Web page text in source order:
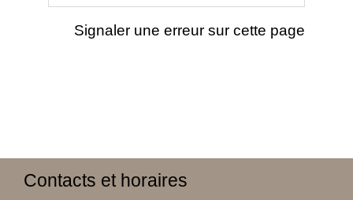
Signaler une erreur sur cette page
Contacts et horaires